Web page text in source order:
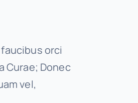
orci
Curae; Donec
vel,